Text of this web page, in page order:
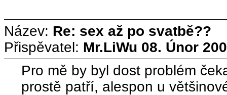
Název: Re: sex až po svatbě??
Přispěvatel: Mr.LiWu 08. Únor
Pro mě by byl dost problém
prostě patří, alespon u